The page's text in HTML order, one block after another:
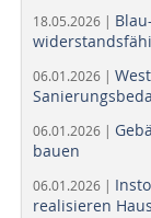
18.05.2026 |
06.01.2026 |
06.01.2026 |
bauen
06.01.2026 |
realisieren